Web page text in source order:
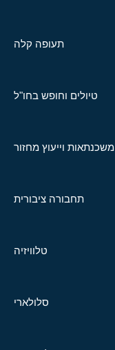
תעופה קלה
טיולים וחופש בחו"ל
משכנתאות וייעוץ מחזור
תחבורה ציבורית
טלוויזיה
סלולארי